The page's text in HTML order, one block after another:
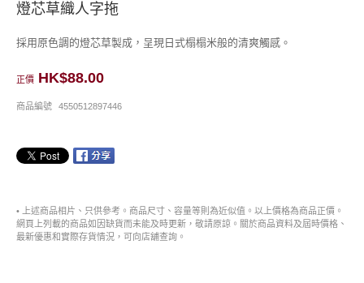
燈芯草織人字拖
採用原色調的燈芯草製成，呈現日式榻榻米般的清爽觸感。
正價 HK$88.00
商品編號 4550512897446
• 上述商品相片、只供參考。商品尺寸、容量等則為近似值。以上價格為商品正價。
網頁上列載的商品如因缺貨而未能及時更新，敬請原諒。關於商品資料及屆時價格、
最新優惠和實際存貨情況，可向店舖查詢。